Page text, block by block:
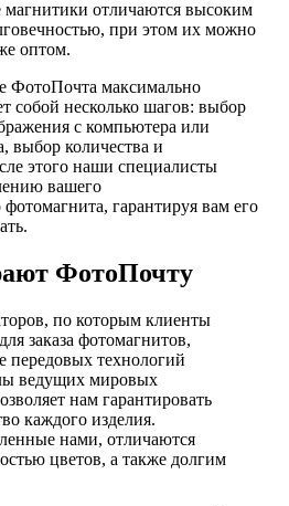
магнитики отличаются высоким
при этом их можно
оптом.
ФотоПочта максимально
собой несколько шагов: выбор
с компьютера или
выбор количества и
этого наши специалисты
вашего
гарантируя вам его
ФотоПочту
по которым клиенты
заказа фотомагнитов,
передовых технологий
ведущих мировых
нам гарантировать
каждого изделия.
нами, отличаются
цветов, а также долгим